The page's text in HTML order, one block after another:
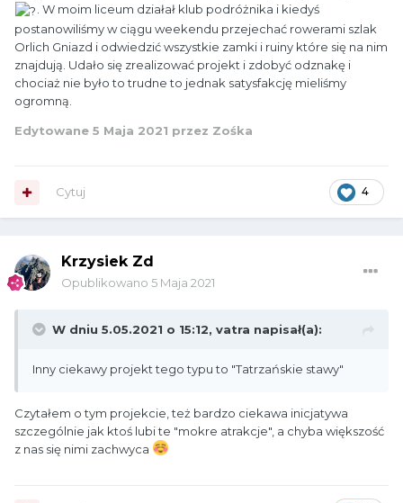
. W moim liceum działał klub podróżnika i kiedyś
postanowiliśmy w ciągu weekendu przejechać rowerami szlak
Orlich Gniazd i odwiedzić wszystkie zamki i ruiny które się na nim
znajdują. Udało się zrealizować projekt i zdobyć odznakę i
chociaż nie było to trudne to jednak satysfakcję mieliśmy
ogromną.
Edytowane 5 Maja 2021 przez Zośka
4
Cytuj
Krzysiek Zd
Opublikowano 5 Maja 2021
W dniu 5.05.2021 o 15:12, vatra napisał(a):
Inny ciekawy projekt tego typu to "Tatrzańskie stawy"
Czytałem o tym projekcie, też bardzo ciekawa inicjatywa
szczególnie jak ktoś lubi te "mokre atrakcje", a chyba większość
z nas się nimi zachwyca